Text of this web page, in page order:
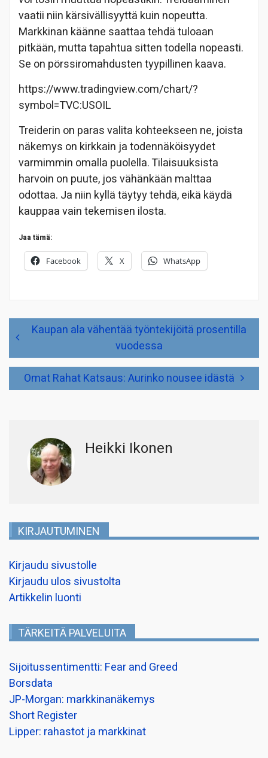
vaatii niin kärsivällisyyttä kuin nopeutta.
Markkinan käänne saattaa tehdä tuloaan
pitkään, mutta tapahtua sitten todella nopeasti.
Se on pörssiromahdusten tyypillinen kaava.
https://www.tradingview.com/chart/?
symbol=TVC:USOIL
Treiderin on paras valita kohteekseen ne, joista
näkemys on kirkkain ja todennäköisyydet
varmimmin omalla puolella. Tilaisuuksista
harvoin on puute, jos vähänkään malttaa
odottaa. Ja niin kyllä täytyy tehdä, eikä käydä
kauppaa vain tekemisen ilosta.
Jaa tämä:
Facebook X WhatsApp
Artikkelien
selausKaupan ala vähentää työntekijöitä prosentilla
vuodessa
Omat Rahat Katsaus: Aurinko nousee idästä
Heikki Ikonen
KIRJAUTUMINEN
Kirjaudu sivustolle
Kirjaudu ulos sivustolta
Artikkelin luonti
TÄRKEITÄ PALVELUITA
Sijoitussentimentti: Fear and Greed
Borsdata
JP-Morgan: markkinanäkemys
Short Register
Lipper: rahastot ja markkinat